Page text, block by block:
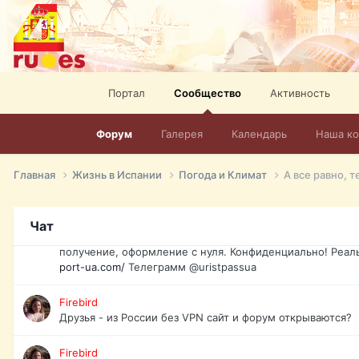
Портал Сообщество
Форум Галерея Календарь Наша
Активность
Главная Жизнь в Испании Погода и Климат А все равно,
Чат
спорт, HD. + Огромная видеотека + 10.000 фильмов и
сайта. Наш сайт: http://mir-tv.club/television-in-spain.html
David16
Книги
David16
Подскажите пожалуйста, как удалить свой аккаунт из
Юрист юа
получение, оформление с нуля. Конфиденциально!
port-ua.com/ Телеграмм @uristpassua
Firebird
Друзья - из России без VPN сайт и форум открываются?
Firebird